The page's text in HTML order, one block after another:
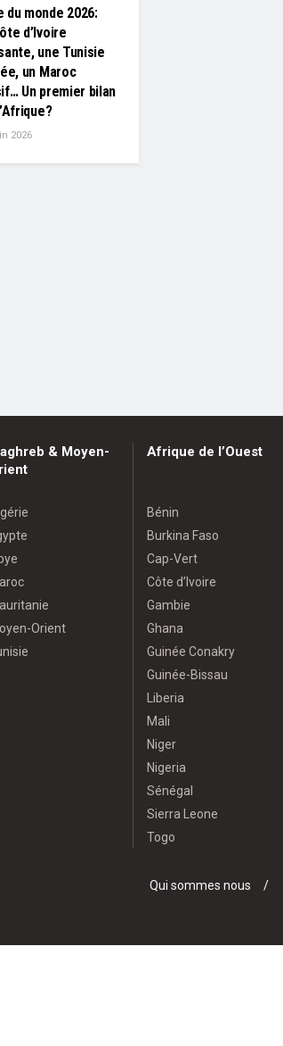
du monde 2026:
d’Ivoire
une Tunisie
un Maroc
Un premier bilan
2026
& Moyen-
Orient
Afrique de l’Ouest
Bénin
Burkina Faso
Cap-Vert
Côte d’Ivoire
Gambie
Ghana
Guinée Conakry
Guinée-Bissau
Liberia
Mali
Niger
Nigeria
Sénégal
Sierra Leone
Togo
Qui sommes nous